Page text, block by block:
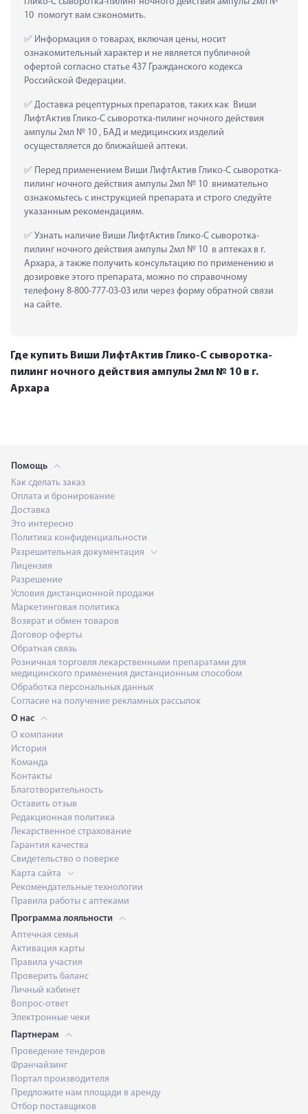
10  помогут вам сэкономить.
Информация о товарах, включая цены, носит
ознакомительный характер и не является публичной
офертой согласно статье 437 Гражданского кодекса
Российской Федерации.
Доставка рецептурных препаратов, таких как  Виши
ЛифтАктив Глико-C cыворотка-пилинг ночного действия
ампулы 2мл № 10 , БАД и медицинских изделий
осуществляется до ближайшей аптеки.
Перед применением Виши ЛифтАктив Глико-C cыворотка-
пилинг ночного действия ампулы 2мл № 10  внимательно
ознакомьтесь с инструкцией препарата и строго следуйте
указанным рекомендациям.
Узнать наличие Виши ЛифтАктив Глико-C cыворотка-
пилинг ночного действия ампулы 2мл № 10  в аптеках в г.
Архара, а также получить консультацию по применению и
дозировке этого препарата, можно по справочному
телефону 8-800-777-03-03 или через форму обратной связи
на сайте.
Где купить Виши ЛифтАктив Глико-C cыворотка-
пилинг ночного действия ампулы 2мл № 10 в г.
Архара
Помощь
Как сделать заказ
Оплата и бронирование
Доставка
Это интересно
Политика конфиденциальности
Разрешительная документация
Лицензия
Разрешение
Условия дистанционной продажи
Маркетинговая политика
Возврат и обмен товаров
Договор оферты
Обратная связь
Розничная торговля лекарственными препаратами для
медицинского применения дистанционным способом
Обработка персональных данных
Согласие на получение рекламных рассылок
О нас
О компании
История
Команда
Контакты
Благотворительность
Оставить отзыв
Редакционная политика
Лекарственное страхование
Гарантия качества
Свидетельство о поверке
Карта сайта
Рекомендательные технологии
Правила работы с аптеками
Программа лояльности
Аптечная семья
Активация карты
Правила участия
Проверить баланс
Личный кабинет
Вопрос-ответ
Электронные чеки
Партнерам
Проведение тендеров
Франчайзинг
Портал производителя
Предложите нам площади в аренду
Отбор поставщиков